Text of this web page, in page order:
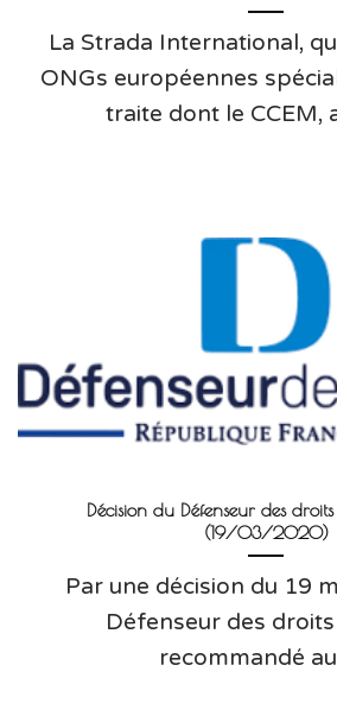
La Strada International,
ONGs européennes
traite dont le CCEM,
Décision du Défenseur des
(19/03/2020)
Par une décision du 19
Défenseur des
recommandé